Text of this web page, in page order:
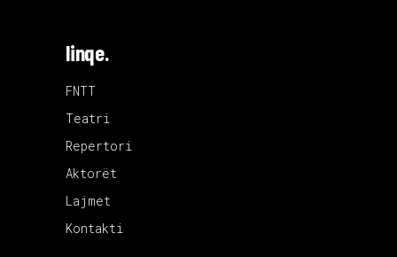
linqe.
FNTT
Teatri
Repertori
Aktorët
Lajmet
Kontakti